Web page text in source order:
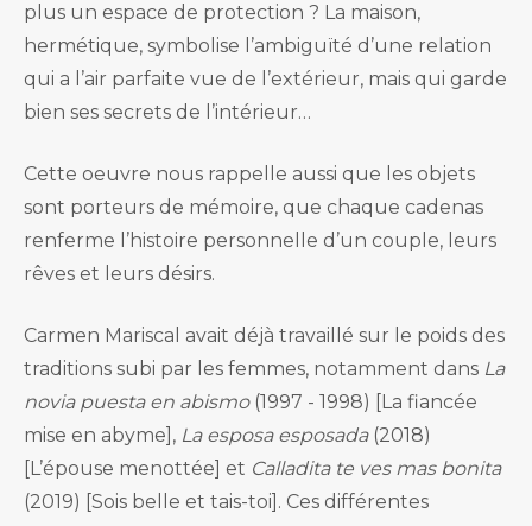
plus un espace de protection ? La maison,
hermétique, symbolise l’ambiguïté d’une relation
qui a l’air parfaite vue de l’extérieur, mais qui garde
bien ses secrets de l’intérieur…
Cette oeuvre nous rappelle aussi que les objets
sont porteurs de mémoire, que chaque cadenas
renferme l’histoire personnelle d’un couple, leurs
rêves et leurs désirs.
Carmen Mariscal avait déjà travaillé sur le poids des
traditions subi par les femmes, notamment dans La
novia puesta en abismo(1997 - 1998) [La fiancée
mise en abyme], La esposa esposada(2018)
[L’épouse menottée] et Calladita te ves mas bonita
(2019) [Sois belle et tais-toi]. Ces différentes